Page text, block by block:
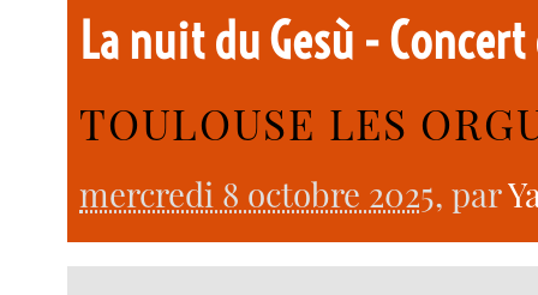
La nuit du Gesù -
TOULOUSE LES
mercredi 8 octobre 2025, par